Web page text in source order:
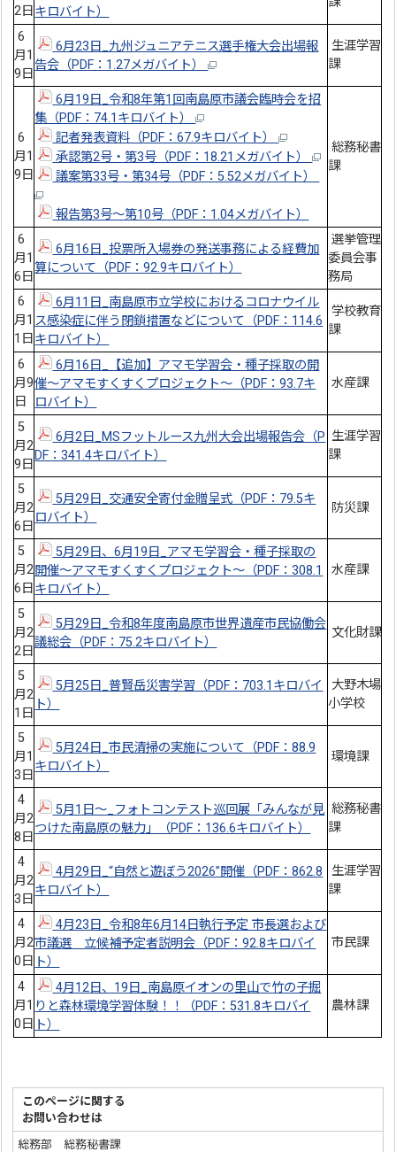
2日 キロバイト）
6
月1
9日
6月23日_九州ジュニアテニス選手権大会出場報
告会（PDF：1.27メガバイト）
生涯学習
課
6
月1
9日
6月19日_令和8年第1回南島原市議会臨時会を招
集（PDF：74.1キロバイト）
記者発表資料（PDF：67.9キロバイト）
承認第2号・第3号（PDF：18.21メガバイト）
議案第33号・第34号（PDF：5.52メガバイト）
報告第3号～第10号（PDF：1.04メガバイト）
総務秘書
課
6
月1
6日
6月16日_投票所入場券の発送事務による経費加
算について（PDF：92.9キロバイト）
選挙管理
委員会事
務局
6
月1
1日
6月11日_南島原市立学校におけるコロナウイル
ス感染症に伴う閉鎖措置などについて（PDF：114.6
キロバイト）
学校教育
課
6
月9
日
6月16日_【追加】アマモ学習会・種子採取の開
催～アマモすくすくプロジェクト～（PDF：93.7キ
ロバイト）
水産課
5
月2
9日
6月2日_MSフットルース九州大会出場報告会（P
DF：341.4キロバイト）
生涯学習
課
5
月2
6日
5月29日_交通安全寄付金贈呈式（PDF：79.5キ
ロバイト）
防災課
5
月2
6日
5月29日、6月19日_アマモ学習会・種子採取の
開催～アマモすくすくプロジェクト～（PDF：308.1
キロバイト）
水産課
5
月2
2日
5月29日_令和8年度南島原市世界遺産市民協働会
議総会（PDF：75.2キロバイト）
文化財課
5
月2
1日
5月25日_普賢岳災害学習（PDF：703.1キロバイ
ト）
大野木場
小学校
5
月1
3日
5月24日_市民清掃の実施について（PDF：88.9
キロバイト）
環境課
4
月2
8日
5月1日～_フォトコンテスト巡回展「みんなが見
つけた南島原の魅力」（PDF：136.6キロバイト）
総務秘書
課
4
月2
3日
4月29日_“自然と遊ぼう2026”開催（PDF：862.8
キロバイト）
生涯学習
課
4
月2
0日
4月23日_令和8年6月14日執行予定 市長選および
市議選 立候補予定者説明会（PDF：92.8キロバイ
ト）
市民課
4
月1
0日
4月12日、19日_南島原イオンの里山で竹の子掘
りと森林環境学習体験！！（PDF：531.8キロバイ
ト）
農林課
このページに関する
お問い合わせは
総務部 総務秘書課